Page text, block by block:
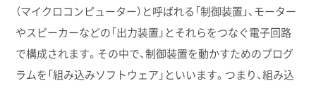
（マイクロコンピューター）と呼ばれる「制御装置」、モーター
やスピーカーなどの「出力装置」とそれらをつなぐ電子回路
で構成されます。その中で、制御装置を動かすためのプログ
ラムを「組み込みソフトウェア」といいます。つまり、組み込